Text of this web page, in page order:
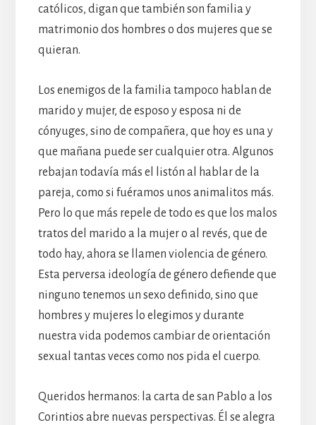
católicos, digan que también son familia y
matrimonio dos hombres o dos mujeres que se
quieran.
Los enemigos de la familia tampoco hablan de
marido y mujer, de esposo y esposa ni de
cónyuges, sino de compañera, que hoy es una y
que mañana puede ser cualquier otra. Algunos
rebajan todavía más el listón al hablar de la
pareja, como si fuéramos unos animalitos más.
Pero lo que más repele de todo es que los malos
tratos del marido a la mujer o al revés, que de
todo hay, ahora se llamen violencia de género.
Esta perversa ideología de género defiende que
ninguno tenemos un sexo definido, sino que
hombres y mujeres lo elegimos y durante
nuestra vida podemos cambiar de orientación
sexual tantas veces como nos pida el cuerpo.
Queridos hermanos: la carta de san Pablo a los
Corintios abre nuevas perspectivas. Él se alegra